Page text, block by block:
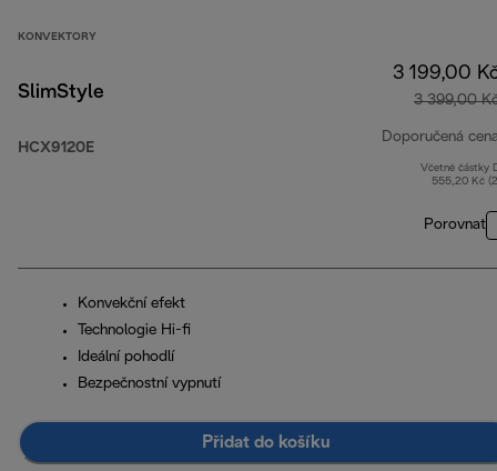
KONVEKTORY
SlimStyle
HCX9120E
3 199,00
3 399,00
Doporučená
Včetně částky
555,20 Kč
Porovnat
Konvekční efekt
Technologie Hi-fi
Ideální pohodlí
Bezpečnostní vypnutí
Přidat do košíku